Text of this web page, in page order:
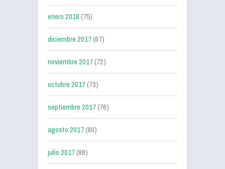
enero 2018(75)
diciembre 2017(67)
noviembre 2017(72)
octubre 2017(73)
septiembre 2017(76)
agosto 2017(80)
julio 2017(88)